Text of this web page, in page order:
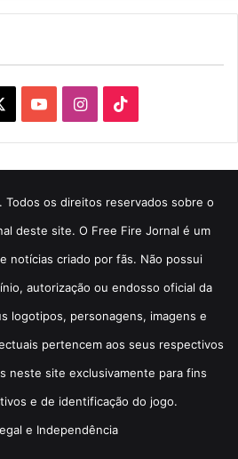
YouTubeInstagram
os direitos reservados sobre o
deste site. O Free Fire Jornal é um
notícias criado por fãs. Não possui
autorização ou endosso oficial da
logotipos, personagens, imagens e
pertencem aos seus respectivos
neste site exclusivamente para fins
e de identificação do jogo.
e Independência